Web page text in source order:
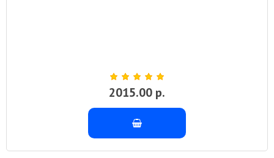
2015.00 р.